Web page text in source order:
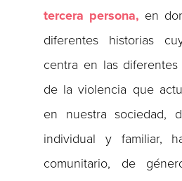
tercera persona, en
diferentes historias
centra en las diferentes
de la violencia que
en nuestra sociedad,
individual y familiar,
comunitario, de